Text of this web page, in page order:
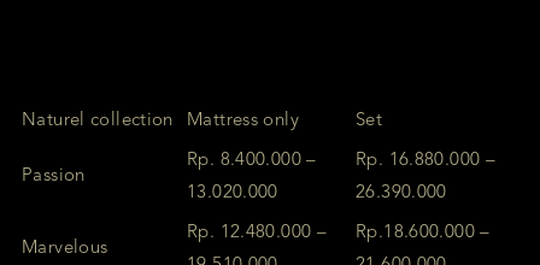
Naturel collection Mattress only Set
Passion
Rp. 8.400.000 –
13.020.000
Rp. 16.880.000 –
26.390.000
Marvelous
Rp. 12.480.000 –
Rp.18.600.000 –